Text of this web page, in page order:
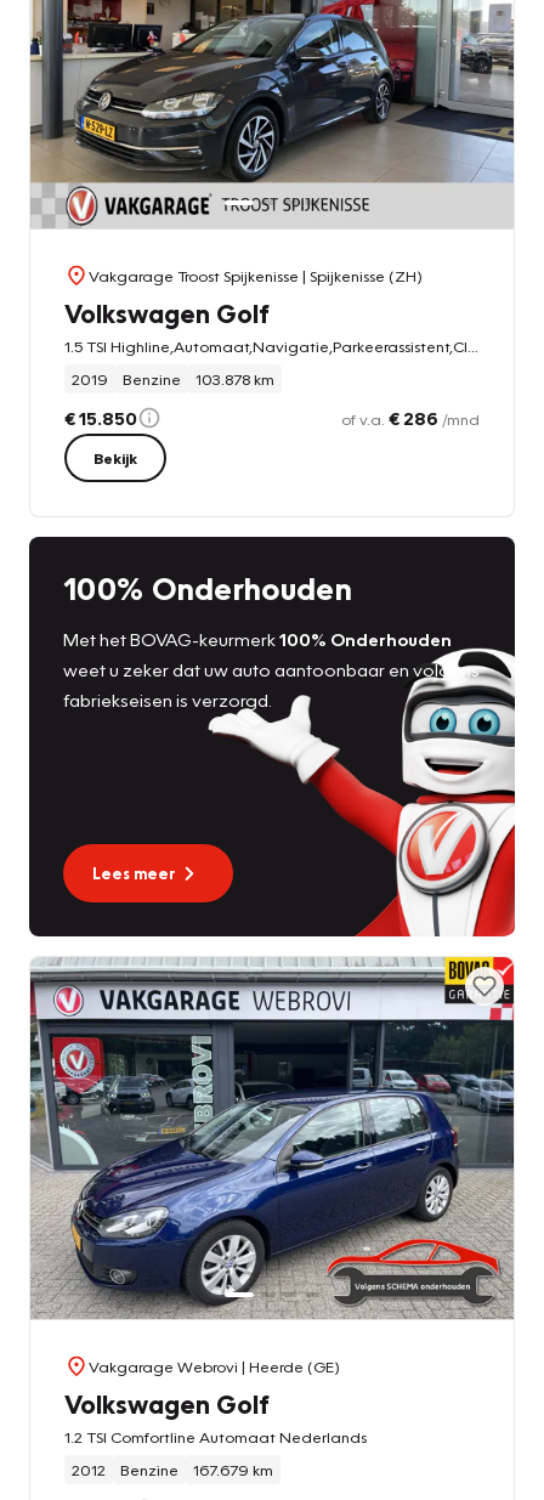
Vakgarage Troost Spijkenisse | Spijkenisse (ZH)
Volkswagen Golf
2019
Benzine 103.878 km
€ 15.850 of v.a. € 286 /mnd
Bekijk
100% Onderhouden
Met het BOVAG-keurmerk100% Onderhouden
weet u zeker dat uw auto aantoonbaar en volgens
fabriekseisen is verzorgd.
Lees meer
Vakgarage Webrovi | Heerde (GE)
Volkswagen Golf
1.2 TSI Comfortline Automaat Nederlands
2012
Benzine 167.679 km